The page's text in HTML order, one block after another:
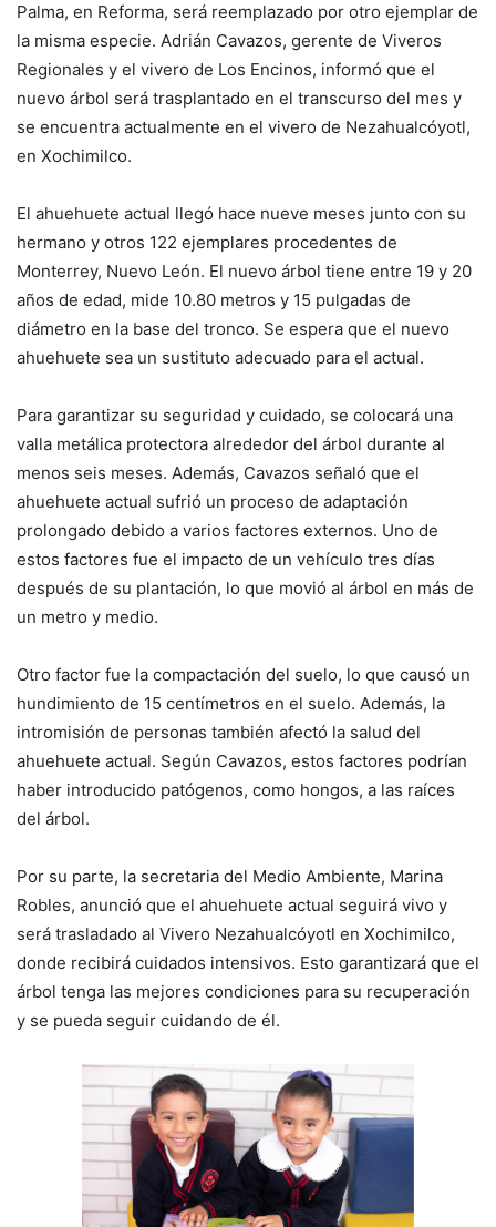
Palma, en Reforma, será reemplazado por otro ejemplar de
la misma especie. Adrián Cavazos, gerente de Viveros
Regionales y el vivero de Los Encinos, informó que el
nuevo árbol será trasplantado en el transcurso del mes y
se encuentra actualmente en el vivero de Nezahualcóyotl,
en Xochimilco.
El ahuehuete actual llegó hace nueve meses junto con su
hermano y otros 122 ejemplares procedentes de
Monterrey, Nuevo León. El nuevo árbol tiene entre 19 y 20
años de edad, mide 10.80 metros y 15 pulgadas de
diámetro en la base del tronco. Se espera que el nuevo
ahuehuete sea un sustituto adecuado para el actual.
Para garantizar su seguridad y cuidado, se colocará una
valla metálica protectora alrededor del árbol durante al
menos seis meses. Además, Cavazos señaló que el
ahuehuete actual sufrió un proceso de adaptación
prolongado debido a varios factores externos. Uno de
estos factores fue el impacto de un vehículo tres días
después de su plantación, lo que movió al árbol en más de
un metro y medio.
Otro factor fue la compactación del suelo, lo que causó un
hundimiento de 15 centímetros en el suelo. Además, la
intromisión de personas también afectó la salud del
ahuehuete actual. Según Cavazos, estos factores podrían
haber introducido patógenos, como hongos, a las raíces
del árbol.
Por su parte, la secretaria del Medio Ambiente, Marina
Robles, anunció que el ahuehuete actual seguirá vivo y
será trasladado al Vivero Nezahualcóyotl en Xochimilco,
donde recibirá cuidados intensivos. Esto garantizará que el
árbol tenga las mejores condiciones para su recuperación
y se pueda seguir cuidando de él.